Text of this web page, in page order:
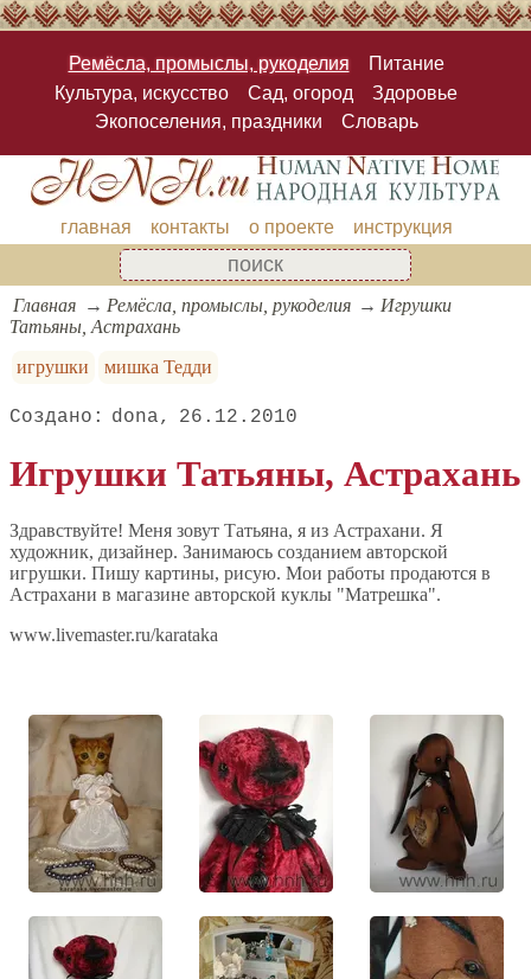
Ремёсла, промыслы, рукоделия
Питание
Культура, искусство
Сад, огород
Здоровье
Экопоселения, праздники
Словарь
главная контакты о проекте инструкция
Главная Ремёсла, промыслы, рукоделия
Игрушки
Татьяны, Астрахань
игрушки
мишка Тедди
dona 26.12.2010
Игрушки Татьяны, Астрахань
Здравствуйте! Меня зовут Татьяна, я из Астрахани. Я
художник, дизайнер. Занимаюсь созданием авторской
игрушки. Пишу картины, рисую. Мои работы продаются в
Астрахани в магазине авторской куклы "Матрешка".
www.livemaster.ru/karataka